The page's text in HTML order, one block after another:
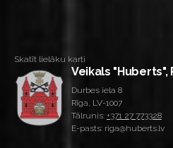
Skatīt lielāku karti
Veikals "Huberts",
Durbes iela 8
Rīga, LV-1007
Tālrunis: +371 27 773328
E-pasts: riga@huberts.lv